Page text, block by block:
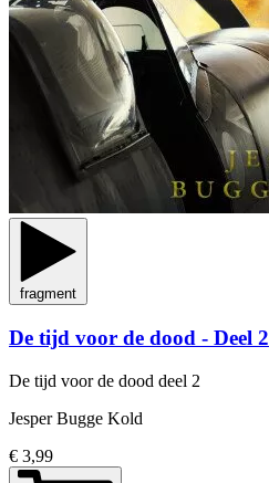
fragment
De tijd voor de dood - Deel 2
De tijd voor de dood deel 2
Jesper Bugge Kold
€ 3,99